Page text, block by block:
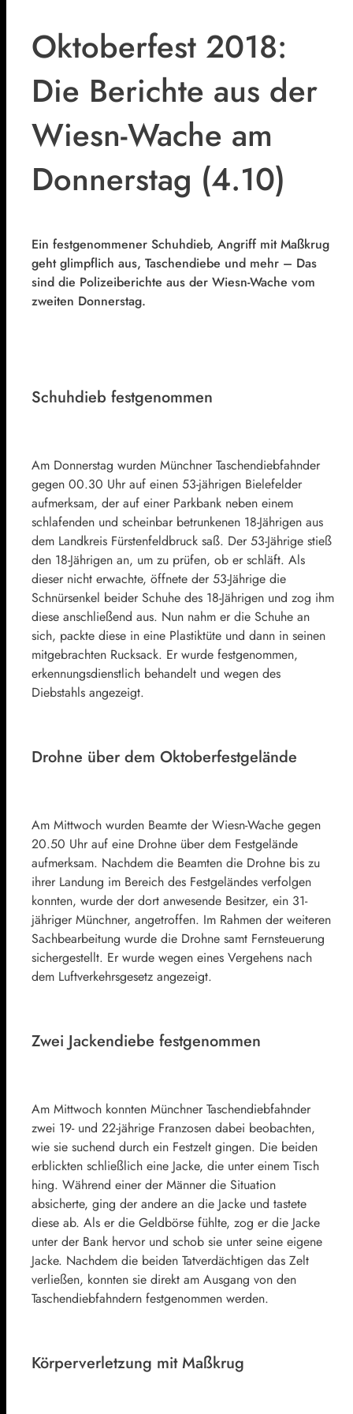
Oktoberfest 2018:
Die Berichte aus der
Wiesn-Wache am
Donnerstag (4.10)
Ein festgenommener Schuhdieb, Angriff mit Maßkrug
geht glimpflich aus, Taschendiebe und mehr – Das
sind die Polizeiberichte aus der Wiesn-Wache vom
zweiten Donnerstag.
Schuhdieb festgenommen
Am Donnerstag wurden Münchner Taschendiebfahnder
gegen 00.30 Uhr auf einen 53-jährigen Bielefelder
aufmerksam, der auf einer Parkbank neben einem
schlafenden und scheinbar betrunkenen 18-Jährigen aus
dem Landkreis Fürstenfeldbruck saß. Der 53-Jährige stieß
den 18-Jährigen an, um zu prüfen, ob er schläft. Als
dieser nicht erwachte, öffnete der 53-Jährige die
Schnürsenkel beider Schuhe des 18-Jährigen und zog ihm
diese anschließend aus. Nun nahm er die Schuhe an
sich, packte diese in eine Plastiktüte und dann in seinen
mitgebrachten Rucksack. Er wurde festgenommen,
erkennungsdienstlich behandelt und wegen des
Diebstahls angezeigt.
Drohne über dem Oktoberfestgelände
Am Mittwoch wurden Beamte der Wiesn-Wache gegen
20.50 Uhr auf eine Drohne über dem Festgelände
aufmerksam. Nachdem die Beamten die Drohne bis zu
ihrer Landung im Bereich des Festgeländes verfolgen
konnten, wurde der dort anwesende Besitzer, ein 31-
jähriger Münchner, angetroffen. Im Rahmen der weiteren
Sachbearbeitung wurde die Drohne samt Fernsteuerung
sichergestellt. Er wurde wegen eines Vergehens nach
dem Luftverkehrsgesetz angezeigt.
Zwei Jackendiebe festgenommen
Am Mittwoch konnten Münchner Taschendiebfahnder
zwei 19- und 22-jährige Franzosen dabei beobachten,
wie sie suchend durch ein Festzelt gingen. Die beiden
erblickten schließlich eine Jacke, die unter einem Tisch
hing. Während einer der Männer die Situation
absicherte, ging der andere an die Jacke und tastete
diese ab. Als er die Geldbörse fühlte, zog er die Jacke
unter der Bank hervor und schob sie unter seine eigene
Jacke. Nachdem die beiden Tatverdächtigen das Zelt
verließen, konnten sie direkt am Ausgang von den
Taschendiebfahndern festgenommen werden.
Körperverletzung mit Maßkrug